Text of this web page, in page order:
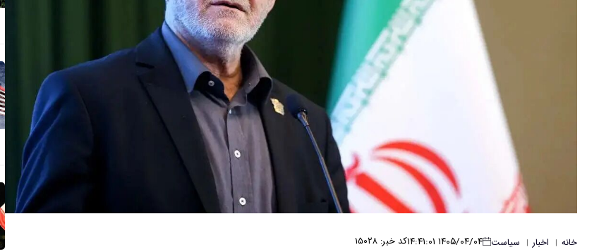
خانه | اخبار | سیاست ۱۴۰۵/۰۴/۰۴ ۱۴:۴۱:۰۱ کد خبر: ۱۵۰۲۸